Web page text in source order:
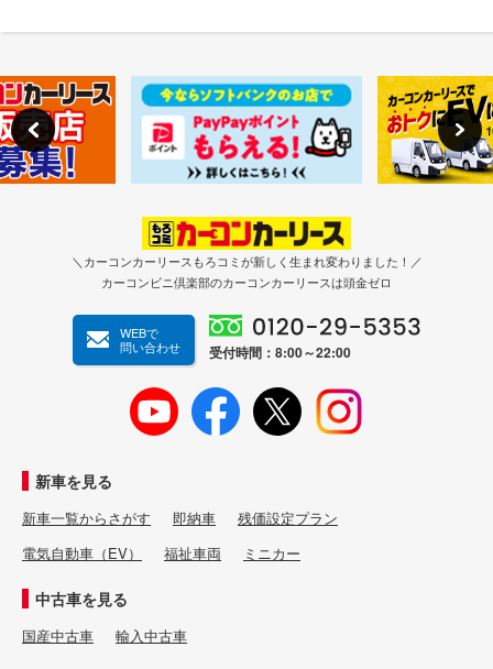
＼カーコンカーリースもろコミが新しく生まれ変わりました！／
カーコンビニ倶楽部のカーコンカーリースは頭金ゼロ
WEBで
問い合わせ
受付時間：8:00～22:00
新車を見る
新車一覧からさがす 即納車
残価設定プラン
電気自動車（EV）
福祉車両 ミニカー
中古車を見る
国産中古車 輸入中古車